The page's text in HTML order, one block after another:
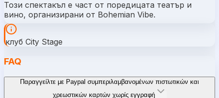
Този спектакъл е част от поредицата театър и
вино, организирани от Bohemian Vibe.
клуб City Stage
FAQ
Παραγγείλτε με Paypal συμπεριλαμβανομένων πιστωτικών και
χρεωστικών καρτών χωρίς εγγραφή